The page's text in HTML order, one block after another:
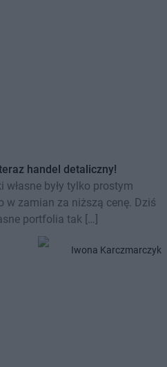
handel detaliczny!
były tylko prostym
w zamian za niższą cenę. Dziś
portfolia tak […]
Iwona Karczmarczyk